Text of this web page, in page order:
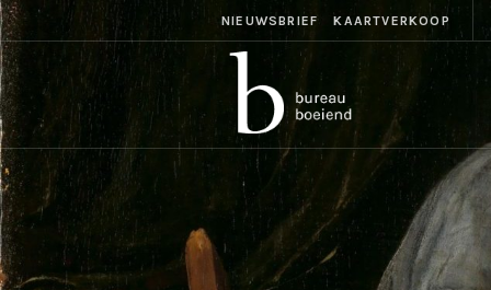
NIEUWSBRIEF KAARTVERKOOP